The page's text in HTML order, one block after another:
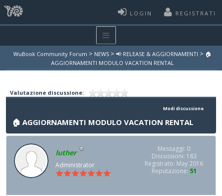
LOGIN REGISTRATI
WuBook Community Forum > NEWS > 📢 RELEASE & AGGIORNAMENTI > 🏠
AGGIORNAMENTI MODULO VACATION RENTAL
Valutazione discussione:
Modi discussione
🏠 AGGIORNAMENTI MODULO VACATION RENTAL
luther
Administrator
Messaggi: 0
Discussioni: 183
Registrato: May 2016
Reputazione: 51